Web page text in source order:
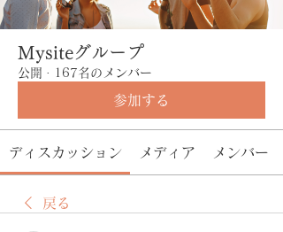
Mysiteグループ
公開 · 167名のメンバー
参加する
ディスカッション メディア メンバー
戻る